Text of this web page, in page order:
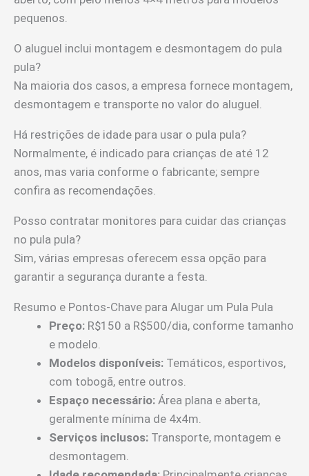
pequenos.
O aluguel inclui montagem e desmontagem do pula
pula?
Na maioria dos casos, a empresa fornece montagem,
desmontagem e transporte no valor do aluguel.
Há restrições de idade para usar o pula pula?
Normalmente, é indicado para crianças de até 12
anos, mas varia conforme o fabricante; sempre
confira as recomendações.
Posso contratar monitores para cuidar das crianças
no pula pula?
Sim, várias empresas oferecem essa opção para
garantir a segurança durante a festa.
Resumo e Pontos-Chave para Alugar um Pula Pula
Preço: R$150 a R$500/dia, conforme tamanho
e modelo.
Modelos disponíveis: Temáticos, esportivos,
com tobogã, entre outros.
Espaço necessário: Área plana e aberta,
geralmente mínima de 4x4m.
Serviços inclusos: Transporte, montagem e
desmontagem.